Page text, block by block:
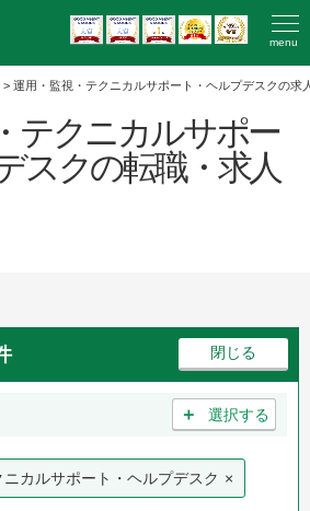
menu
> 運用・監視・テクニカルサポート・ヘルプデスクの求
テクニカルサポー
スクの転職・求人
＋ 選択する
カルサポート・ヘルプデスク ×